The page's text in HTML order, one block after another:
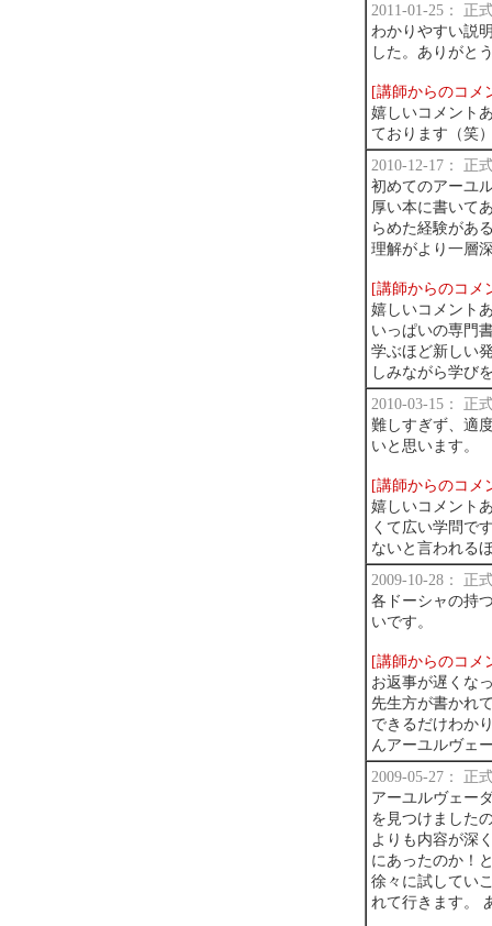
2011-01-25： 正
わかりやすい説
した。ありがと
[講師からのコメ
嬉しいコメント
ております（笑
2010-12-17： 正
初めてのアーユ
厚い本に書いて
らめた経験があ
理解がより一層
[講師からのコメ
嬉しいコメント
いっぱいの専門
学ぶほど新しい
しみながら学び
2010-03-15： 正
難しすぎず、適
いと思います。
[講師からのコメ
嬉しいコメント
くて広い学問で
ないと言われる
2009-10-28： 正
各ドーシャの持
いです。
[講師からのコメ
お返事が遅くな
先生方が書かれ
できるだけわか
んアーユルヴェ
2009-05-27： 正
アーユルヴェー
を見つけました
よりも内容が深
にあったのか！
徐々に試してい
れて行きます。